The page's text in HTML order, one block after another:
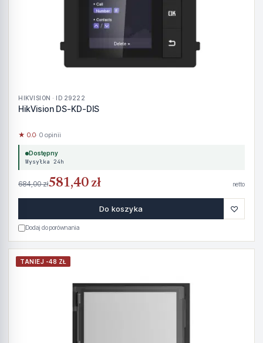
HIKVISION · ID 29222
HikVision DS-KD-DIS
★ 0.0· 0 opinii
Dostępny
Wysyłka 24h
684,00 zł581,40 zł netto
Do koszyka ♡
Dodaj do porównania
TANIEJ -48 ZŁ